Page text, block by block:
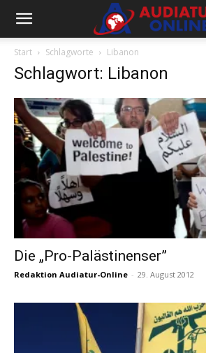
Start Schlagworte Libanon
Schlagwort: Libanon
Die „Pro-Palästinenser”
Redaktion Audiatur-Online - 29. August 2012